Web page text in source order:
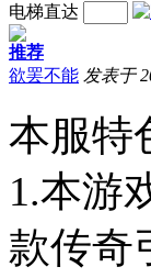
电梯直达
推荐
欲罢不能 发表于
本服特
1.本游
款传奇